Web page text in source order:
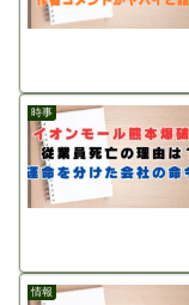
時事
情報